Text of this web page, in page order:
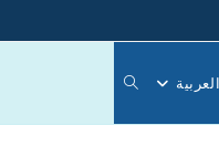
العربية Toggle